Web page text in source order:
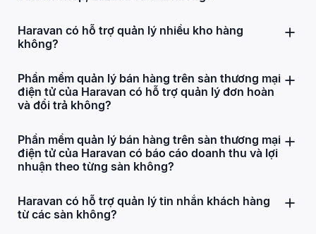
Haravan có hỗ trợ quản lý nhiều kho hàng
không?
Phần mềm quản lý bán hàng trên sàn thương mại
điện tử của Haravan có hỗ trợ quản lý đơn hoàn
và đổi trả không?
Phần mềm quản lý bán hàng trên sàn thương mại
điện tử của Haravan có báo cáo doanh thu và lợi
nhuận theo từng sàn không?
Haravan có hỗ trợ quản lý tin nhắn khách hàng
từ các sàn không?